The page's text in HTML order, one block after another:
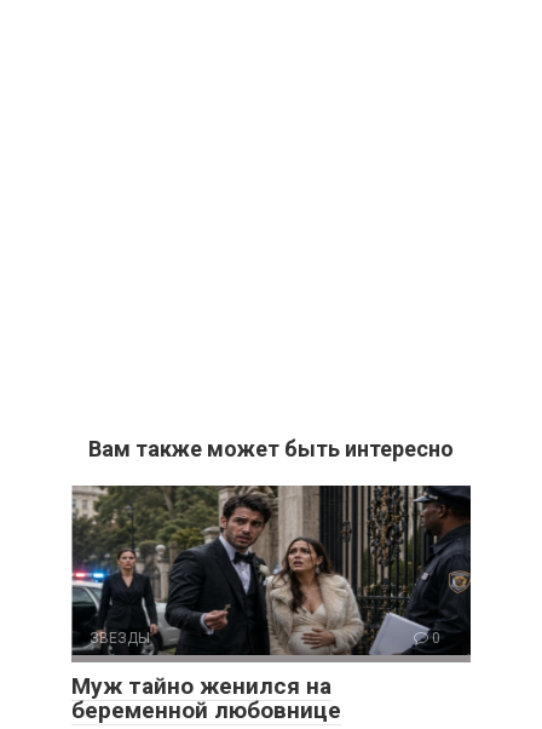
Вам также может быть интересно
ЗВЕЗДЫ 0
Муж тайно женился на
беременной любовнице